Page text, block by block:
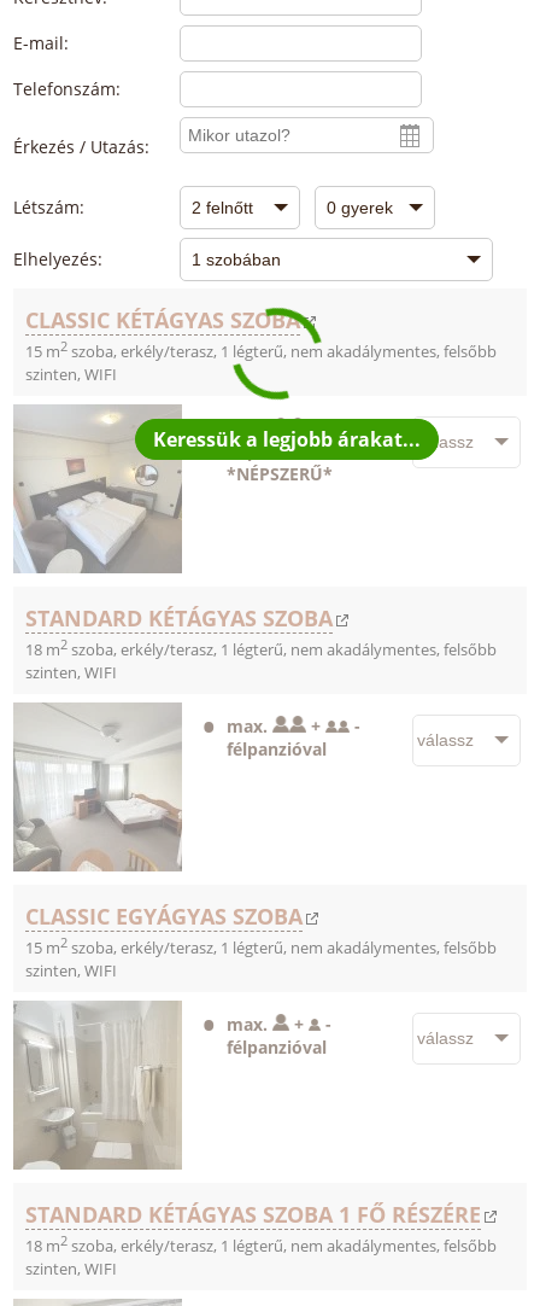
E-mail:
Telefonszám:
Érkezés / Utazás:
Létszám:
Elhelyezés:
CLASSIC KÉTÁGYAS SZOBA
15 m2szoba, erkély/terasz, 1 légterű, nem akadálymentes, felsőbb
szinten, WIFI
max. +
-
félpanzióval
*NÉPSZERŰ*
STANDARD KÉTÁGYAS SZOBA
18 m2szoba, erkély/terasz, 1 légterű, nem akadálymentes, felsőbb
szinten, WIFI
max. +
-
félpanzióval
CLASSIC EGYÁGYAS SZOBA
15 m2szoba, erkély/terasz, 1 légterű, nem akadálymentes, felsőbb
szinten, WIFI
max. +
-
félpanzióval
STANDARD KÉTÁGYAS SZOBA 1 FŐ RÉSZÉRE
18 m2szoba, erkély/terasz, 1 légterű, nem akadálymentes, felsőbb
szinten, WIFI